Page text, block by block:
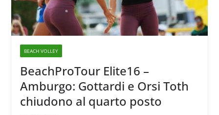
BEACH VOLLEY
BeachProTour Elite16 –
Amburgo: Gottardi e Orsi Toth
chiudono al quarto posto